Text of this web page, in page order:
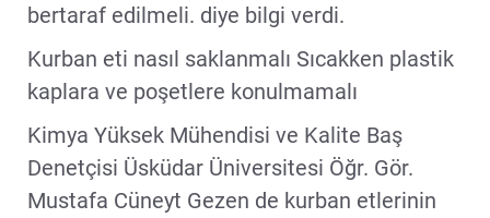
bertaraf edilmeli. diye bilgi verdi.
Kurban eti nasıl saklanmalı Sıcakken plastik
kaplara ve poşetlere konulmamalı
Kimya Yüksek Mühendisi ve Kalite Baş
Denetçisi Üsküdar Üniversitesi Öğr. Gör.
Mustafa Cüneyt Gezen de kurban etlerinin